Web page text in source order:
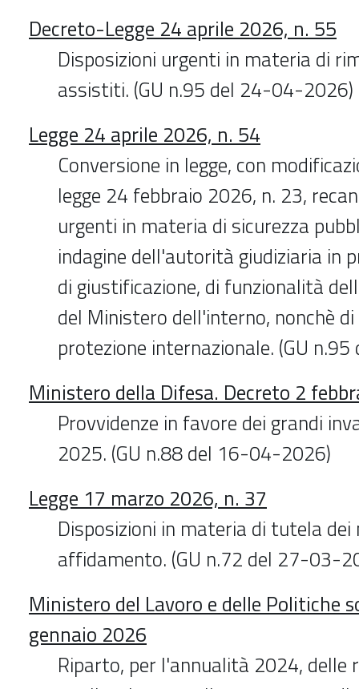
Decreto-Legge 24 aprile 2026, n. 55
Disposizioni urgenti in materia di
assistiti. (GU n.95 del 24-04-2026)
Legge 24 aprile 2026, n. 54
Conversione in legge, con
legge 24 febbraio 2026, n. 23,
urgenti in materia di sicurezza
indagine dell'autorità giudiziaria in
di giustificazione, di funzionalità
del Ministero dell'interno, nonchè
protezione internazionale. (GU
Ministero della Difesa. Decreto 2
Provvidenze in favore dei grandi
2025. (GU n.88 del 16-04-2026)
Legge 17 marzo 2026, n. 37
Disposizioni in materia di tutela dei
affidamento. (GU n.72 del 27-03-
Ministero del Lavoro e delle Politiche
gennaio 2026
Riparto, per l'annualità 2024, delle